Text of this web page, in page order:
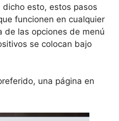
esto, estos pasos
funcionen en cualquier
de las opciones de menú
se colocan bajo
una página en